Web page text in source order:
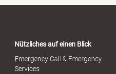
o
Nützliches auf einen Blick
Emergency Call & Emergency
Services